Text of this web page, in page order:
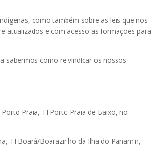
como também sobre as leis que nos
atualizados e com acesso às formações para
sabermos como reivindicar os nossos
Praia, TI Porto Praia de Baixo, no
TI Boará/Boarazinho da Ilha do Panamin,